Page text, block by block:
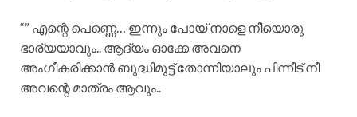
“” എന്റെ പെണ്ണെ… ഇന്നും പോയ്‌ നാളെ നീയൊരു
ഭാര്യയാവും.. ആദ്യം ഓക്കേ അവനെ
അംഗീകരിക്കാൻ ബുദ്ധിമുട്ട് തോന്നിയാലും പിന്നീട് നീ
അവന്റെ മാത്രം ആവും..